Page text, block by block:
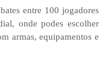
entre 100 jogadores
onde podes escolher
armas, equipamentos e